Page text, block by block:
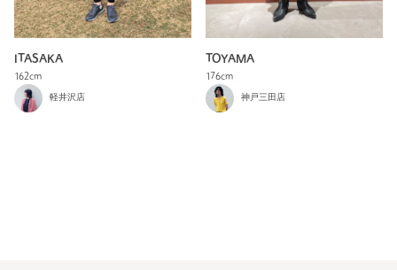
ITASAKA
162cm
軽井沢店
TOYAMA
176cm
神戸三田店